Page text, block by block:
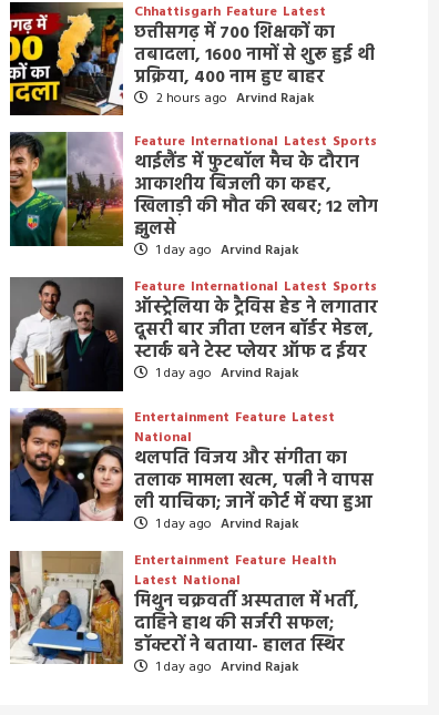
Chhattisgarh Feature Latest
छत्तीसगढ़ में 700 शिक्षकों का
तबादला, 1600 नामों से शुरू हुई थी
प्रक्रिया, 400 नाम हुए बाहर
2 hours ago Arvind Rajak
Feature International Latest Sports
थाईलैंड में फुटबॉल मैच के दौरान
आकाशीय बिजली का कहर,
खिलाड़ी की मौत की खबर; 12 लोग
झुलसे
1 day ago Arvind Rajak
Feature International Latest Sports
ऑस्ट्रेलिया के ट्रैविस हेड ने लगातार
दूसरी बार जीता एलन बॉर्डर मेडल,
स्टार्क बने टेस्ट प्लेयर ऑफ द ईयर
1 day ago Arvind Rajak
Entertainment Feature Latest
National
थलपति विजय और संगीता का
तलाक मामला खत्म, पत्नी ने वापस
ली याचिका; जानें कोर्ट में क्या हुआ
1 day ago Arvind Rajak
Entertainment Feature Health
Latest National
मिथुन चक्रवर्ती अस्पताल में भर्ती,
दाहिने हाथ की सर्जरी सफल;
डॉक्टरों ने बताया- हालत स्थिर
1 day ago Arvind Rajak